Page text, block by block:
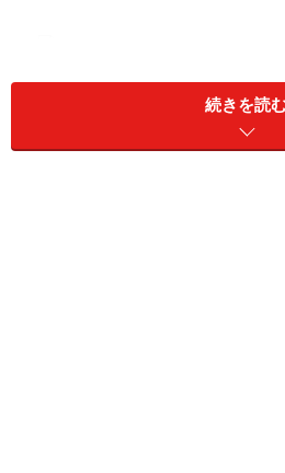
両手の間にUの字ができるよう
この写真では持ち手を左手に持
右手でリードの部分を持ち、左
続きを読